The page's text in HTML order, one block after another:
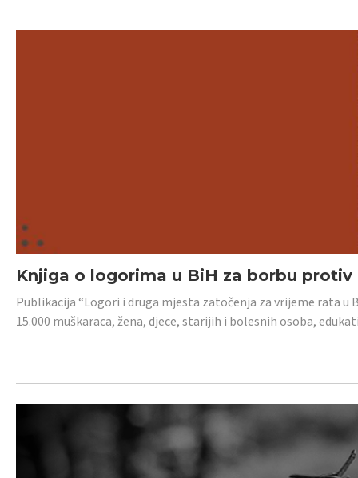
Knjiga o logorima u BiH za borbu
Publikacija “Logori i druga mjesta zatočenja za vrijeme rata u
15.000 muškaraca, žena, djece, starijih i bolesnih osoba,